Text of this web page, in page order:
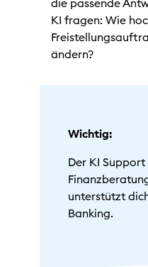
KI fragen: Wie
ändern?
Wichtig:
Der KI
unterstützt
Banking.